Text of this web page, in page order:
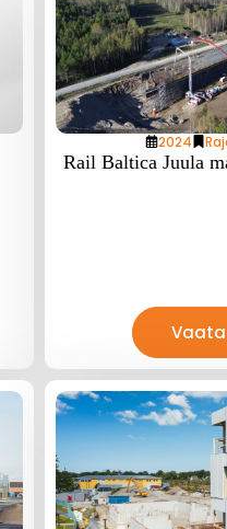
2024
Rail Baltica Juula
Vaata